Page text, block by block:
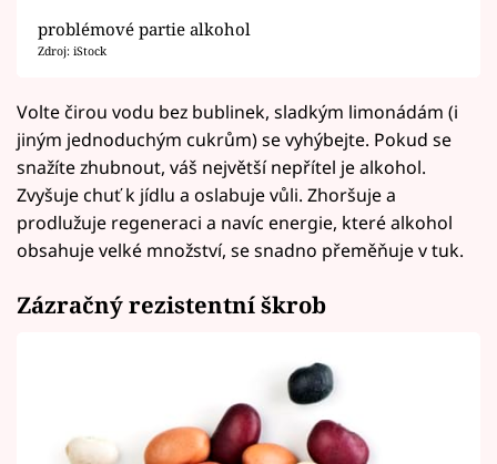
problémové partie alkohol
Zdroj: iStock
Volte čirou vodu bez bublinek, sladkým limonádám (i
jiným jednoduchým cukrům) se vyhýbejte. Pokud se
snažíte zhubnout, váš největší nepřítel je alkohol.
Zvyšuje chuť k jídlu a oslabuje vůli. Zhoršuje a
prodlužuje regeneraci a navíc energie, které alkohol
obsahuje velké množství, se snadno přeměňuje v tuk.
Zázračný rezistentní škrob